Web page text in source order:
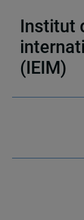
Institut
(IEIM)